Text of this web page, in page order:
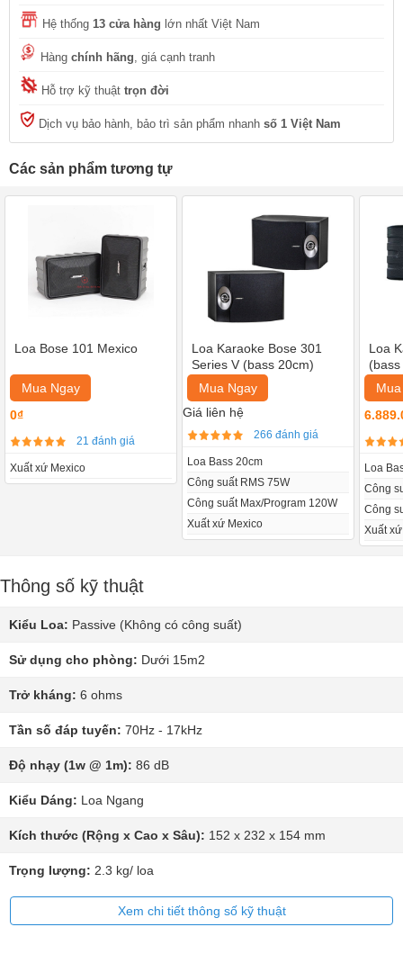
Hệ thống 13 cửa hàng lớn nhất Việt Nam
Hàng chính hãng, giá cạnh tranh
Hỗ trợ kỹ thuật trọn đời
Dịch vụ bảo hành, bảo trì sản phẩm nhanh số 1 Việt Nam
Các sản phẩm tương tự
Loa Bose 101 Mexico
Mua Ngay
0₫
21 đánh giá
Xuất xứ Mexico
Loa Karaoke Bose 301
Series V (bass 20cm)
Mua Ngay
Giá liên hệ
266 đánh giá
Loa Bass 20cm
Công suất RMS 75W
Công suất Max/Program 120W
Xuất xứ Mexico
Loa
Loa
Công
Công
Xuất
Thông số kỹ thuật
Kiểu Loa: Passive (Không có công suất)
Sử dụng cho phòng: Dưới 15m2
Trở kháng: 6 ohms
Tần số đáp tuyến: 70Hz - 17kHz
Độ nhạy (1w @ 1m): 86 dB
Kiểu Dáng: Loa Ngang
Kích thước (Rộng x Cao x Sâu): 152 x 232 x 154 mm
Trọng lượng: 2.3 kg/ loa
Xem chi tiết thông số kỹ thuật